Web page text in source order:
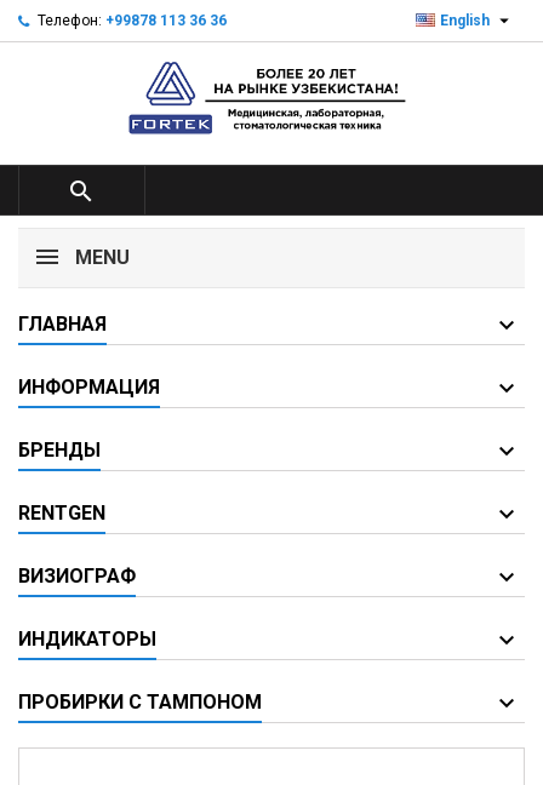
Телефон: +99878 113 36 36 English 

MENU
ГЛАВНАЯ
ИНФОРМАЦИЯ
БРЕНДЫ
RENTGEN
ВИЗИОГРАФ
ИНДИКАТОРЫ
ПРОБИРКИ С ТАМПОНОМ